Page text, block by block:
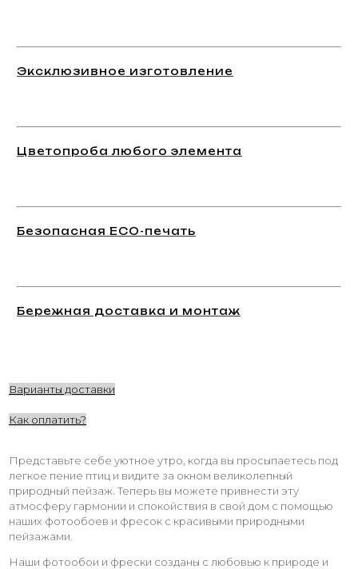
Эксклюзивное изготовление
Цветопроба любого элемента
Безопасная ECO-печать
Бережная доставка и монтаж
Варианты доставки
Как оплатить?
Представьте себе уютное утро, когда вы просыпаетесь под
легкое пение птиц и видите за окном великолепный
природный пейзаж. Теперь вы можете привнести эту
атмосферу гармонии и спокойствия в свой дом с помощью
наших фотообоев и фресок с красивыми природными
пейзажами.
Наши фотообои и фрески созданы с любовью к природе и